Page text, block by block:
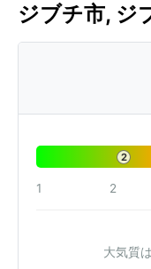
ジブチ市, ジ
2
1 2
大気質